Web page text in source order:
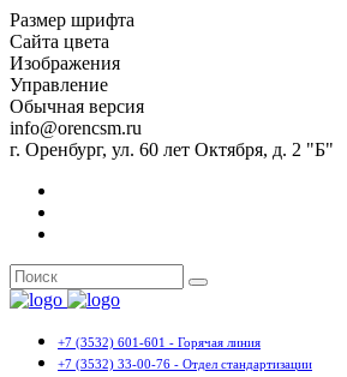
Размер шрифта
Сайта цвета
Изображения
Управление
Обычная версия
info@orencsm.ru
г. Оренбург, ул. 60 лет Октября, д. 2 "Б"
+7 (3532) 601-601 - Горячая линия
+7 (3532) 33-00-76 - Отдел стандартизации